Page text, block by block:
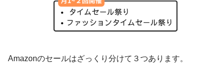
Amazonのセールはざっくり分けて３つあります。